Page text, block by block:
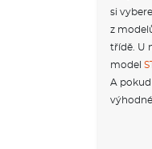
si
z
třídě. U
model
A